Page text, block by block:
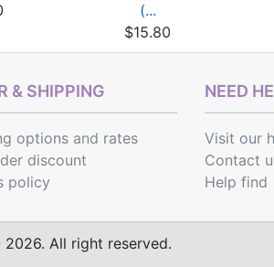
(...
$15.80
& SHIPPING
optionsand rates
discount
policy
NEED
Visit our
Contact
Help find
All right reserved.